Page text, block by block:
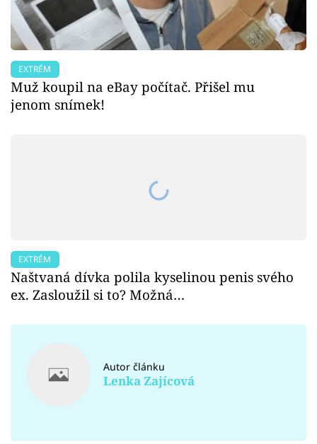
EXTRÉM
Muž koupil na eBay počítač. Přišel mu
jenom snímek!
EXTRÉM
Naštvaná dívka polila kyselinou penis svého
ex. Zasloužil si to? Možná…
Autor článku
Lenka Zajícová